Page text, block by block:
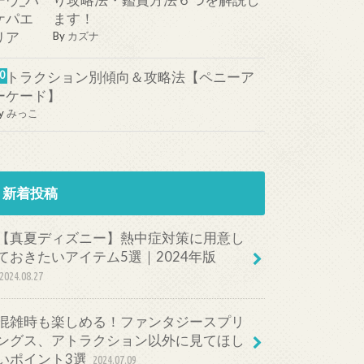
ます！
By カズナ
トラクション別傾向＆攻略法【ペニーア
ケード】
みっこ
新着投稿
真夏ディズニー】熱中症対策に用意し
おきたいアイテム5選｜2024年版
2024.08.27
雑時も楽しめる！ファンタジースプリ
グス、アトラクション以外に見てほし
ポイント3選 2024.07.09